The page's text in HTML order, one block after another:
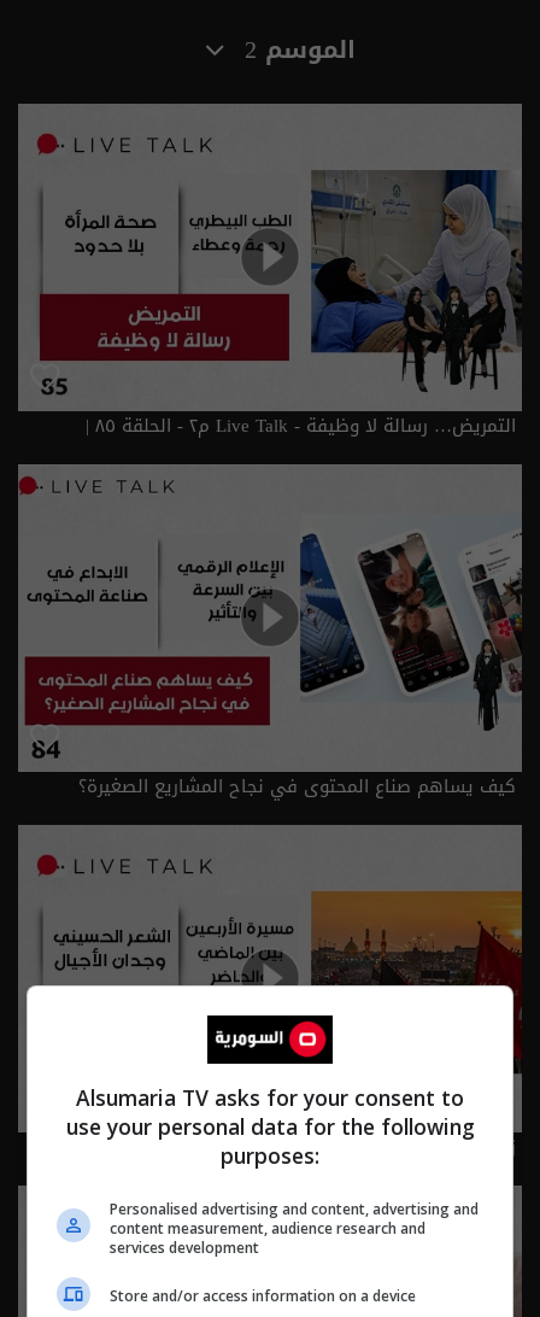
الموسم 2
التمريض… رسالة لا وظيفة - Live Talk م٢ - الحلقة ٨٥ |
الموسم 2
كيف يساهم صناع المحتوى في نجاح المشاريع الصغيرة؟
الحلقة ٨٤ | الموسم 2
زيارة الأربعين: عبادة وإنسانية - Live Talk م٢ - الحلقة ٨٣ |
Alsumaria TV asks for your consent to
use your personal data for the following
purposes:
Personalised advertising and content, advertising and
content measurement, audience research and
services development
Store and/or access information on a device